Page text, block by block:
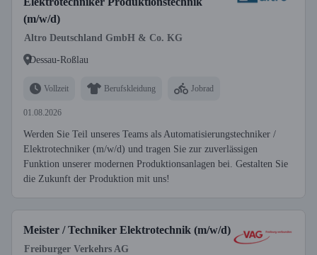
(m/w/d)
Altro Deutschland GmbH & Co. KG
Dessau-Roßlau
Vollzeit Berufskleidung Jobrad
01.08.2026
Werden Sie Teil unseres Teams als Automatisierungstechniker /
Elektrotechniker (m/w/d) und tragen Sie zur zuverlässigen
Funktion unserer modernen Produktionsanlagen bei. Gestalten Sie
die Zukunft der Produktion mit uns!
Meister / Techniker Elektrotechnik (m/w/d)
Freiburger Verkehrs AG